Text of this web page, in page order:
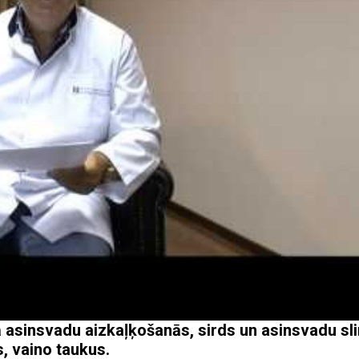
aizkaļķošanās, sirds un asinsvadu
vaino taukus.